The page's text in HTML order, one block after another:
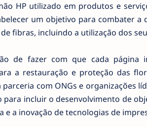
HP utilizado em produtos e
um objetivo para combater a
fibras, incluindo a utilização dos
de fazer com que cada página
a restauração e proteção das
com ONGs e organizações
incluir o desenvolvimento de
e a inovação de tecnologias de